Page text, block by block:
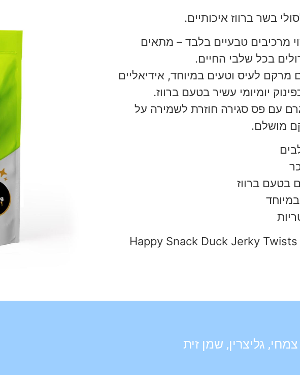
בשר ברווז איכותיים.
מרכיבים טבעיים בלבד – מתאים
בכל שלבי החיים.
מרקם לעיס וטעים במיוחד, אידיאליים
יומיומי עשיר בטעם ברווז.
באריזת 70 גרם עם פס סגירה חוזרת לשמירה על
מושלם.
בטעם ברווז
Happy Snack Duck Jerky
גליצרין, שמן זית